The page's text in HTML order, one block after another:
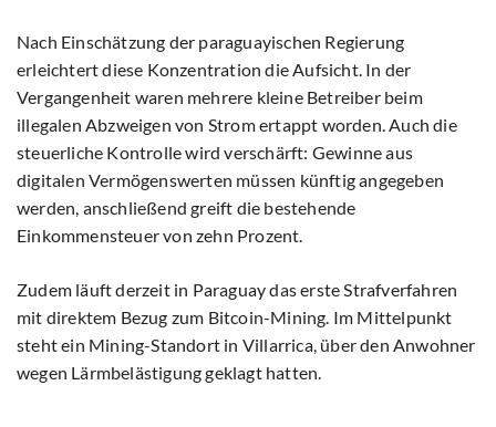
Nach Einschätzung der paraguayischen Regierung
erleichtert diese Konzentration die Aufsicht. In der
Vergangenheit waren mehrere kleine Betreiber beim
illegalen Abzweigen von Strom ertappt worden. Auch die
steuerliche Kontrolle wird verschärft: Gewinne aus
digitalen Vermögenswerten müssen künftig angegeben
werden, anschließend greift die bestehende
Einkommensteuer von zehn Prozent.
Zudem läuft derzeit in Paraguay das erste Strafverfahren
mit direktem Bezug zum Bitcoin-Mining. Im Mittelpunkt
steht ein Mining-Standort in Villarrica, über den Anwohner
wegen Lärmbelästigung geklagt hatten.